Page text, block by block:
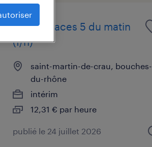
cariste caces 5 du matin
(f/h)
saint-martin-de-crau, bouches-
du-rhône
intérim
12,31 € par heure
publié le 24 juillet 2026